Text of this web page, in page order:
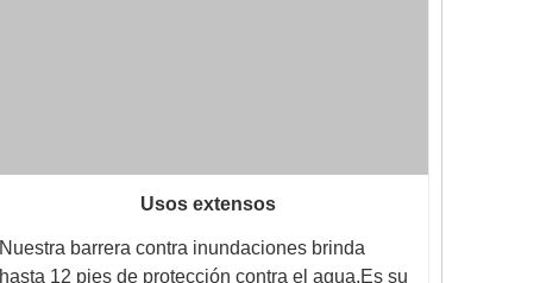
Usos extensos
Nuestra barrera contra inundaciones brinda
hasta 12 pies de protección contra el agua.Es su